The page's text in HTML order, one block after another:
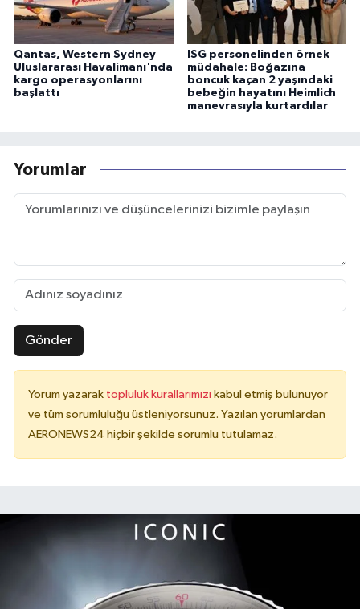
Qantas, Western Sydney
Uluslararası Havalimanı'nda
kargo operasyonlarını
başlattı
ISG personelinden örnek
müdahale: Boğazına
boncuk kaçan 2 yaşındaki
bebeğin hayatını Heimlich
manevrasıyla kurtardılar
Yorumlar
Gönder
Yorum yazarak topluluk kurallarımızı kabul etmiş bulunuyor
ve tüm sorumluluğu üstleniyorsunuz. Yazılan yorumlardan
AERONEWS24 hiçbir şekilde sorumlu tutulamaz.